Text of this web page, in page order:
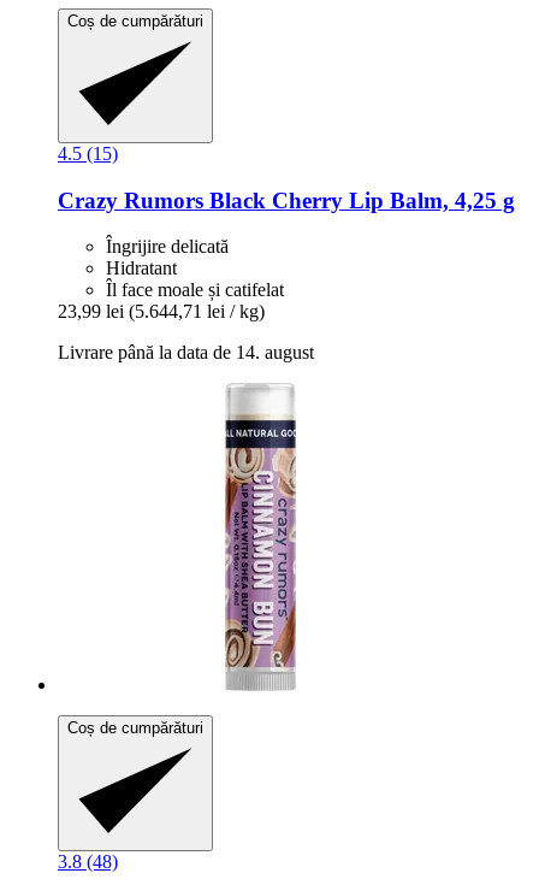
Coș de cumpărături
4.5 (15)
Crazy Rumors Black Cherry Lip Balm, 4,25 g
Îngrijire delicată
Hidratant
Îl face moale și catifelat
23,99 lei (5.644,71 lei / kg)
Livrare până la data de 14. august
Coș de cumpărături
3.8 (48)